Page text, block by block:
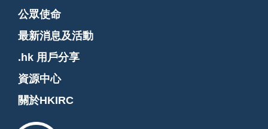
公眾使命
最新消息及活動
.hk 用戶分享
資源中心
關於HKIRC